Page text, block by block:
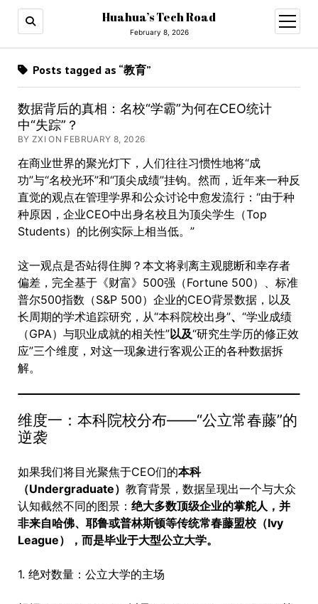
Huahua’s Tech Road
February 8, 2026
open
menu
Posts tagged as “教育”
数据背后的真相：名校“学霸”为何在CEO统计
中“失踪”？
BY ZXI ON FEBRUARY 8, 2026
在商业世界的聚光灯下，人们往往习惯性地将“成
功”与“名校光环”和“顶尖成绩”挂钩。然而，近年来一种反
直觉的观点在管理学界和公众讨论中愈发流行：“由于种
种原因，企业CEO中出身名校且为顶尖学生（Top
Students）的比例实际上相当低。”
这一观点是否站得住脚？本文将剥离主观臆断和幸存者
偏差，完全基于《财富》500强（Fortune 500）、标准
普尔500指数（S&P 500）企业的CEO背景数据，以及
长周期的学术追踪研究，从“本科院校出身”、 “学业成绩
（GPA）与职业成就的相关性”以及“研究生学历的修正效
应”三个维度，对这一现象进行客观公正的各种数据拆
解。
维度一：本科院校分布——“公立常春藤”的
逆袭
如果我们将目光聚焦于CEO们的本科
（Undergraduate） 教育背景，数据呈现出一个与大众
认知截然不同的图景： 绝大多数顶级企业的掌舵人，并
非来自哈佛、耶鲁或普林斯顿等传统常春藤盟校（Ivy
League），而是毕业于大型公立大学。
1. 绝对数量：公立大学的主场